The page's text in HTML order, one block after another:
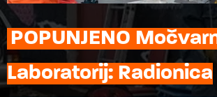
POPUNJENO
Laboratorij: Radionica